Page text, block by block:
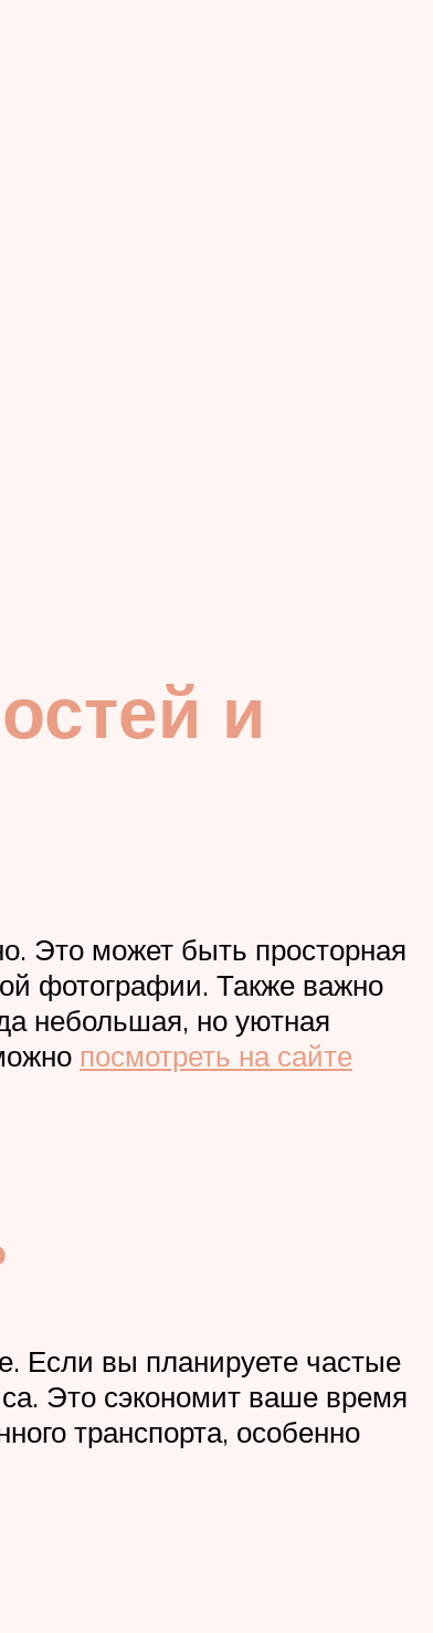
и
Это может быть просторная
фотографии. Также важно
небольшая, но уютная
посмотреть на сайте
Если вы планируете частые
Это сэкономит ваше время
транспорта, особенно